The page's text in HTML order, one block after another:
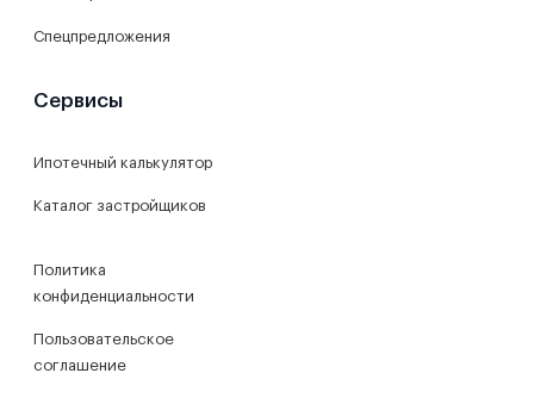
Спецпредложения
Сервисы
Ипотечный калькулятор
Каталог застройщиков
Политика
конфиденциальности
Пользовательское
соглашение